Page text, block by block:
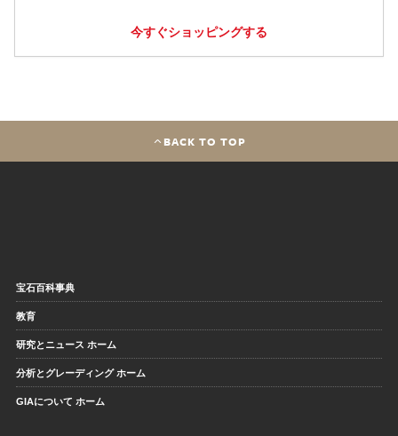
今すぐショッピングする
BACK TO TOP
宝石百科事典
教育
研究とニュース ホーム
分析とグレーディング ホーム
GIAについて ホーム